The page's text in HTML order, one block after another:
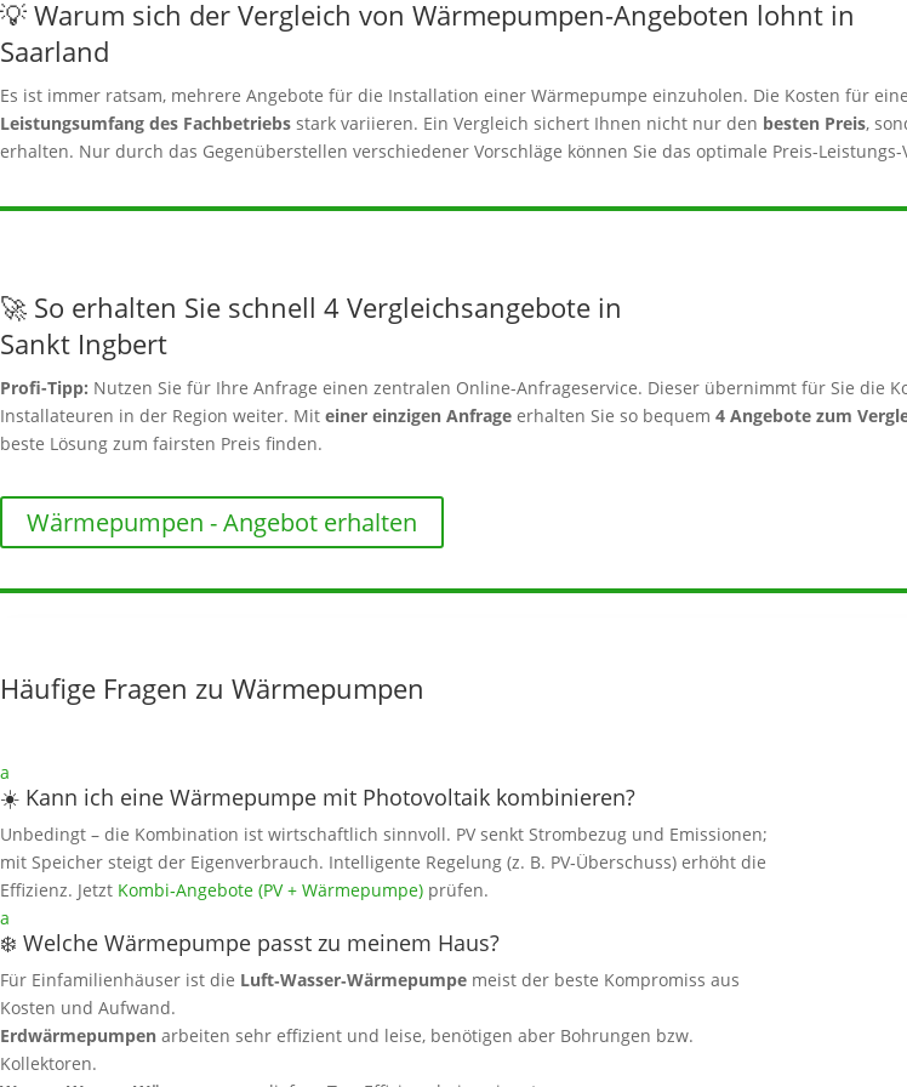
💡 Warum sich der Vergleich von Wärmepumpen-Angeboten lohnt in
Saarland
Es ist immer ratsam, mehrere Angebote für die Installation einer Wärmepumpe einzuholen. Die Kosten für
Leistungsumfang des Fachbetriebs stark variieren. Ein Vergleich sichert Ihnen nicht nur den besten Preis,
erhalten. Nur durch das Gegenüberstellen verschiedener Vorschläge können Sie das optimale Preis-
🚀 So erhalten Sie schnell 4 Vergleichsangebote in
Sankt Ingbert
Profi-Tipp: Nutzen Sie für Ihre Anfrage einen zentralen Online-Anfrageservice. Dieser übernimmt für Sie
Installateuren in der Region weiter. Mit einer einzigen Anfrage erhalten Sie so bequem 4 Angebote zum
beste Lösung zum fairsten Preis finden.
Wärmepumpen - Angebot erhalten
Häufige Fragen zu Wärmepumpen
a
☀️ Kann ich eine Wärmepumpe mit Photovoltaik kombinieren?
Unbedingt – die Kombination ist wirtschaftlich sinnvoll. PV senkt Strombezug und Emissionen;
mit Speicher steigt der Eigenverbrauch. Intelligente Regelung (z. B. PV‑Überschuss) erhöht die
Effizienz. Jetzt Kombi‑Angebote (PV + Wärmepumpe) prüfen.
a
❄️ Welche Wärmepumpe passt zu meinem Haus?
Für Einfamilienhäuser ist die Luft‑Wasser‑Wärmepumpe meist der beste Kompromiss aus
Kosten und Aufwand.
Erdwärmepumpen arbeiten sehr effizient und leise, benötigen aber Bohrungen bzw.
Kollektoren.